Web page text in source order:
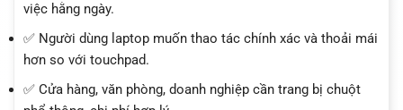
việc hằng ngày.
✅ Người dùng laptop muốn thao tác chính xác và thoải mái
hơn so với touchpad.
✅ Cửa hàng, văn phòng, doanh nghiệp cần trang bị chuột